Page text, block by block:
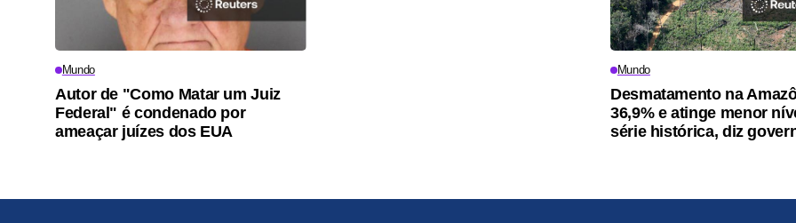
Mundo
Autor de "Como Matar um Juiz
Federal" é condenado por
ameaçar juízes dos EUA
Mundo
Desmatamento na
36,9% e atinge menor
série histórica, diz